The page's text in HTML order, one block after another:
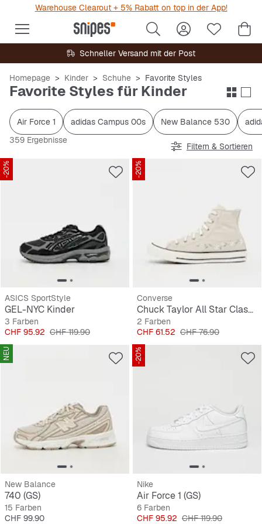
Warehouse Clearout + 5% Rabatt on top in der App!
Schneller Versand mit der Post
Homepage Kinder Schuhe Favorite Styles
Favorite Styles für Kinder
Air Force 1 adidas Campus 00s New Balance 530
359 Ergebnisse
Filtern & Sortieren
-20%
ASICS SportStyle
GEL-NYC Kinder
3 Farben
Preis
CHF 95.92 Originalpreis
CHF 119.90
-20%
Converse
Chuck Taylor All Star Classic (GS)
2 Farben
Preis
CHF 61.52 Originalpreis
CHF 76.90
NEU
New Balance
740 (GS)
15 Farben
Preis
CHF 99.90
-20%
Nike
Air Force 1 (GS)
6 Farben
Preis
CHF 95.92 Originalpreis
CHF 119.90